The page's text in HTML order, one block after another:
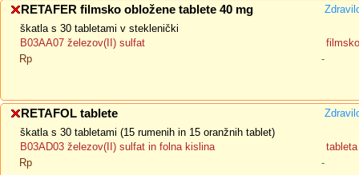
RETAFER filmsko obložene tablete 40 mg
škatla s 30 tabletami v steklenički
B03AA07 železov(II) sulfat
Rp
-
RETAFOL tablete
škatla s 30 tabletami (15 rumenih in 15 oranžnih tablet)
B03AD03 železov(II) sulfat in folna kislina
tableta
Rp
-